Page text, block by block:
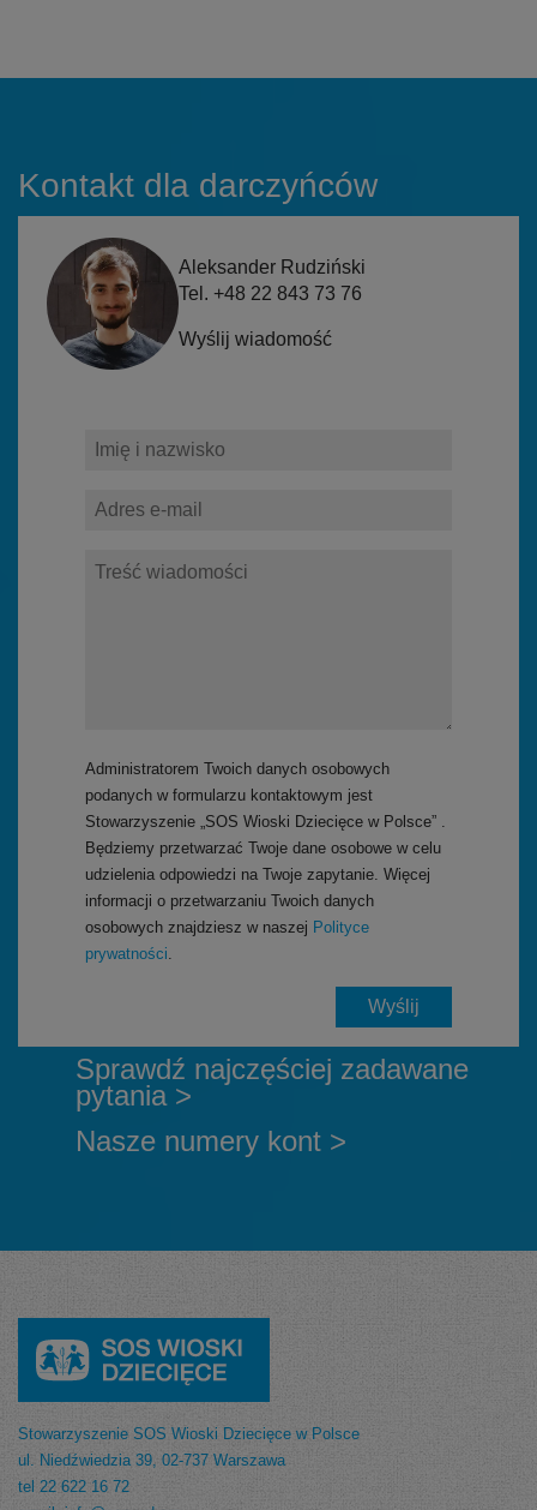
Kontakt dla darczyńców
Aleksander Rudziński
Tel. +48 22 843 73 76
Wyślij wiadomość
Administratorem Twoich danych osobowych
podanych w formularzu kontaktowym jest
Stowarzyszenie „SOS Wioski Dziecięce w Polsce” .
Będziemy przetwarzać Twoje dane osobowe w celu
udzielenia odpowiedzi na Twoje zapytanie. Więcej
informacji o przetwarzaniu Twoich danych
osobowych znajdziesz w naszej Polityce
prywatności.
Sprawdź najczęściej zadawane
pytania >
Nasze numery kont >
Stowarzyszenie SOS Wioski Dziecięce w Polsce
ul. Niedźwiedzia 39, 02-737 Warszawa
tel 22 622 16 72